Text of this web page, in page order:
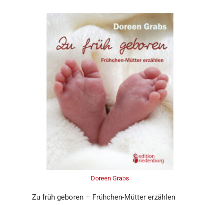
Doreen Grabs
Zu früh geboren – Frühchen-Mütter erzählen